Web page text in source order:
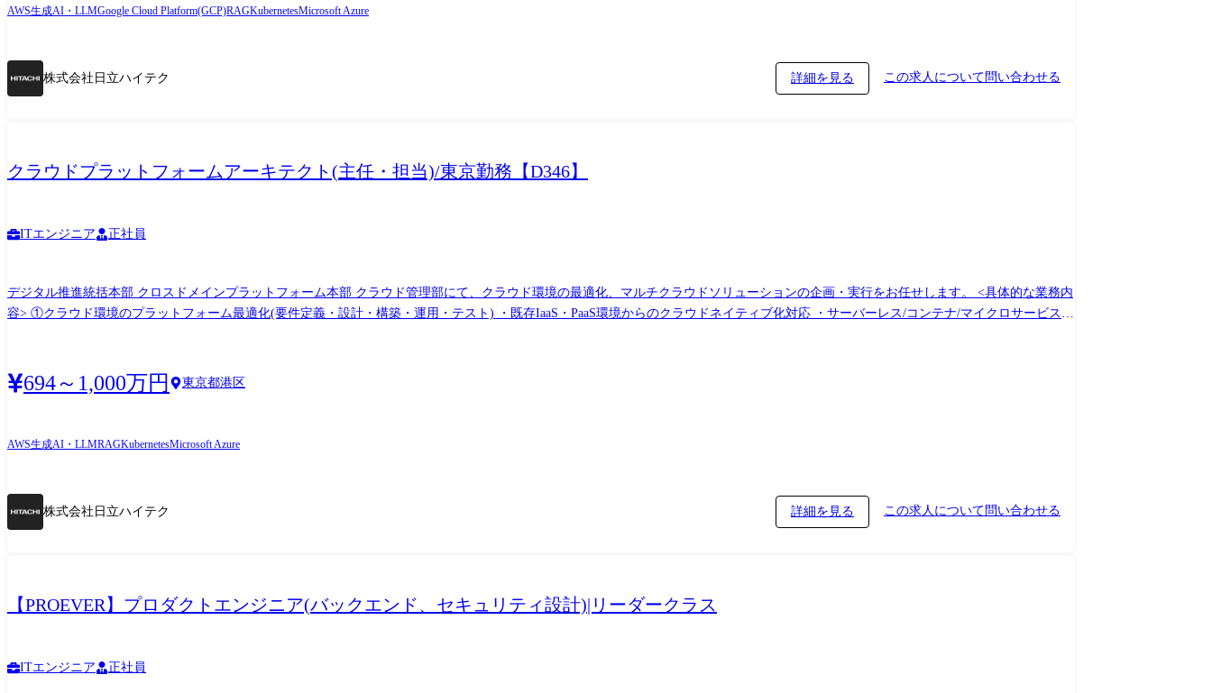
す。 ボリュームとしては日立ハイテクグループを対象にしたクラウド基盤が多くを占めており、こちらの基盤構築・管理がメインとなります。 日立グループ全体を対象にしたクラウドを使
性があります。
AWS生成AI・LLMGoogle Cloud Platform(GCP)RAGKubernetesMicrosoft Azure
株式会社日立ハイテク 詳細を見る この求人について問い合わせる
クラウドプラットフォームアーキテクト(主任・担当)/東京勤務【D346】
ITエンジニア 正社員
デジタル推進統括本部 クロスドメインプラットフォーム本部 クラウド管理部にて、クラウド環境の最適化、マルチクラウドソリューションの企画・実行をお任せします。 <具体的な業務内
容> ①クラウド環境のプラットフォーム最適化(要件定義・設計・構築・運用・テスト) ・既存IaaS・PaaS環境からのクラウドネイティブ化対応 ・サーバーレス/コンテナ/マイクロサービスな
技術強化部門へPoC環境提供 ④プロジェクト運営 ・グローバルプロジェクトのPM/PL/PMO等の各役割に応じたリード ・プロジェクト進捗管理、課題管理、コスト管理、リスク管理、ステ
ークホルダ管理 等 ・プロジェクト会議アレンジ、ファシリーテート、資料作成 等 <現状推進しているプロジェクト> ・マルチクラウド間データ連携基盤の構築 ・クラウド基盤エンタープ
す。 ボリュームとしては日立ハイテクグループを対象にしたクラウド基盤が多くを占めており、こちらの基盤構築・管理がメインとなります。 日立グループ全体を対象にしたクラウドを使
性があります。
694～1,000万円 東京都港区
AWS生成AI・LLMRAGKubernetesMicrosoft Azure
株式会社日立ハイテク 詳細を見る この求人について問い合わせる
【PROEVER】プロダクトエンジニア(バックエンド、セキュリティ設計)|リーダークラス
ITエンジニア 正社員